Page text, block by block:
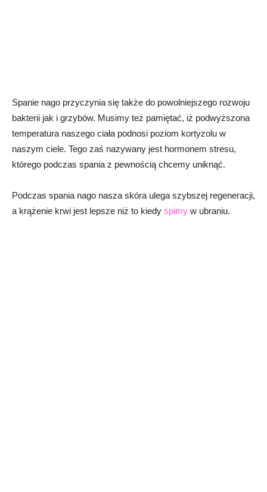
Spanie nago przyczynia się także do powolniejszego rozwoju
bakterii jak i grzybów. Musimy też pamiętać, iż podwyższona
temperatura naszego ciała podnosi poziom kortyzolu w
naszym ciele. Tego zaś nazywany jest hormonem stresu,
którego podczas spania z pewnością chcemy uniknąć.
Podczas spania nago nasza skóra ulega szybszej regeneracji,
a krążenie krwi jest lepsze niż to kiedy śpimy w ubraniu.